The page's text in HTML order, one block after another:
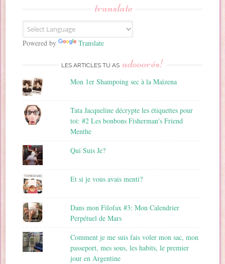
E
m
a
translate
Powered by Translate
LES ARTICLES TU AS adooorés!
Mon 1er Shampoing sec à la Maïzena
Tata Jacqueline décrypte les étiquettes pour
toi: #2 Les bonbons Fisherman's Friend
Menthe
Qui Suis Je?
Et si je vous avais menti?
Dans mon Filofax #3: Mon Calendrier
Perpétuel de Mars
Comment je me suis fais voler mon sac, mon
passeport, mes sous, les habits, le premier
jour en Argentine